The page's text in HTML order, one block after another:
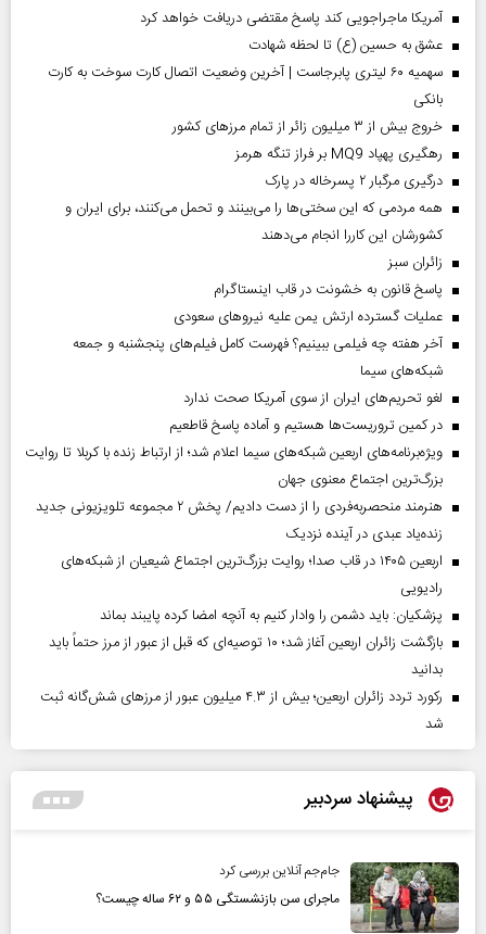
آمریکا ماجراجویی کند پاسخ مقتضی دریافت خواهد کرد
عشق به حسین (ع) تا لحظه شهادت
سهمیه ۶۰ لیتری پابرجاست | آخرین وضعیت اتصال کارت سوخت به کارت
بانکی
خروج بیش از ۳ میلیون زائر از تمام مرز‌های کشور
رهگیری پهپاد MQ9 بر فراز تنگه هرمز
درگیری مرگبار ۲ پسرخاله در پارک
همه مردمی که این سختی‌ها را می‌بینند و تحمل می‌کنند، برای ایران و
کشورشان این کاررا انجام می‌دهند
‌زائران سبز
پاسخ قانون به خشونت در قاب اینستاگرام
عملیات گسترده ارتش یمن علیه نیروهای سعودی
آخر هفته چه فیلمی ببینیم؟ فهرست کامل فیلم‌های پنجشنبه و جمعه
شبکه‌های سیما
لغو تحریم‌های ایران از سوی آمریکا صحت ندارد
در کمین تروریست‌ها هستیم و آماده پاسخ قاطعیم
ویژه‌برنامه‌های اربعین شبکه‌های سیما اعلام شد؛ از ارتباط زنده با کربلا تا روایت
بزرگ‌ترین اجتماع معنوی جهان
هنرمند منحصر‌به‌فردی را از دست دادیم/ پخش ۲ مجموعه تلویزیونی جدید
زنده‌یاد عبدی در آینده نزدیک
اربعین ۱۴۰۵ در قاب صدا؛ روایت بزرگ‌ترین اجتماع شیعیان از شبکه‌های
رادیویی
پزشکیان: باید دشمن را وادار کنیم به آنچه امضا کرده پایبند بماند
بازگشت زائران اربعین آغاز شد؛ ۱۰ توصیه‌ای که قبل از عبور از مرز حتماً باید
بدانید
رکورد تردد زائران اربعین؛ بیش از ۴.۳ میلیون عبور از مرزهای شش‌گانه ثبت
شد
پیشنهاد سردبیر
جام‌جم آنلاین بررسی کرد
ماجرای سن بازنشستگی ۵۵ و ۶۲ ساله چیست؟